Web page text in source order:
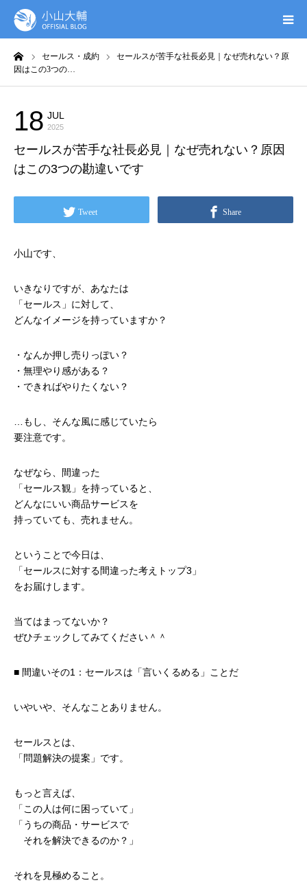
セールス・成約
セールスが苦手な社長必見｜なぜ売れない？原
因はこの3つの…
18 JUL
2025
セールスが苦手な社長必見｜なぜ売れない？原因
はこの3つの勘違いです
Tweet Share
小山です、
いきなりですが、あなたは
「セールス」に対して、
どんなイメージを持っていますか？
・なんか押し売りっぽい？
・無理やり感がある？
・できればやりたくない？
…もし、そんな風に感じていたら
要注意です。
なぜなら、間違った
「セールス観」を持っていると、
どんなにいい商品サービスを
持っていても、売れません。
ということで今日は、
「セールスに対する間違った考えトップ3」
をお届けします。
当てはまってないか？
ぜひチェックしてみてください＾＾
■ 間違いその1：セールスは「言いくるめる」ことだ
いやいや、そんなことありません。
セールスとは、
「問題解決の提案」です。
もっと言えば、
「この人は何に困っていて」
「うちの商品・サービスで
それを解決できるのか？」
それを見極めること。
UTAGE(ウタゲ)
無料ガイドブック
オンシク本
プロフィール